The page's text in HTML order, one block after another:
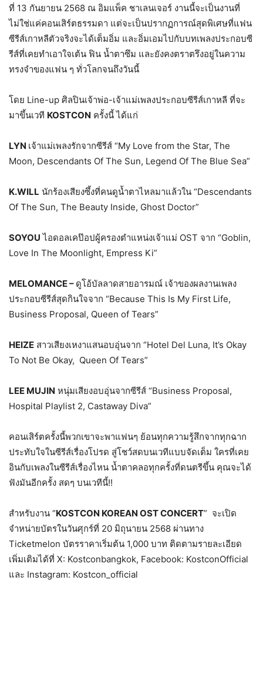
ที่ 13 กันยายน 2568 ณ อิมแพ็ค ชาเลนเจอร์ งานนี้จะเป็นงานที่
ไม่ใช่แค่คอนเสิร์ตธรรมดา แต่จะเป็นปรากฏการณ์สุดพิเศษที่แฟน
ซีรีส์เกาหลีตัวจริงจะได้เต็มอิ่ม และอิ่มเอมไปกับบทเพลงประกอบซี
รีส์ที่เคยทำเอาใจเต้น ฟิน น้ำตาซึม และยังคงตราตรึงอยู่ในความ
ทรงจำของแฟน ๆ ทั่วโลกจนถึงวันนี้
โดย Line-up ศิลปินเจ้าพ่อ-เจ้าแม่เพลงประกอบซีรีส์เกาหลี ที่จะ
มาขึ้นเวที KOSTCON ครั้งนี้ ได้แก่
LYN เจ้าแม่เพลงรักจากซีรีส์ “My Love from the Star, The
Moon, Descendants Of The Sun, Legend Of The Blue Sea”
K.WILL นักร้องเสียงซึ้งที่คนดูน้ำตาไหลมาแล้วใน “Descendants
Of The Sun, The Beauty Inside, Ghost Doctor”
SOYOU ไอดอลเคป๊อปผู้ครองตำแหน่งเจ้าแม่ OST จาก “Goblin,
Love In The Moonlight, Empress Ki”
MELOMANCE – ดูโอ้บัลลาดสายอารมณ์ เจ้าของผลงานเพลง
ประกอบซีรีส์สุดกินใจจาก “Because This Is My First Life,
Business Proposal, Queen of Tears”
HEIZE สาวเสียงเหงาแสนอบอุ่นจาก “Hotel Del Luna, It’s Okay
To Not Be Okay, Queen Of Tears”
LEE MUJIN หนุ่มเสียงอบอุ่นจากซีรีส์ “Business Proposal,
Hospital Playlist 2, Castaway Diva”
คอนเสิร์ตครั้งนี้พวกเขาจะพาแฟนๆ ย้อนทุกความรู้สึกจากทุกฉาก
ประทับใจในซีรีส์เรื่องโปรด สู่โชว์สดบนเวทีแบบจัดเต็ม ใครที่เคย
อินกับเพลงในซีรีส์เรื่องไหน น้ำตาคลอทุกครั้งที่ดนตรีขึ้น คุณจะได้
ฟังมันอีกครั้ง สดๆ บนเวทีนี้!!
สำหรับงาน “KOSTCON KOREAN OST CONCERT” จะเปิด
จำหน่ายบัตรในวันศุกร์ที่ 20 มิถุนายน 2568 ผ่านทาง
Ticketmelon บัตรราคาเริ่มต้น 1,000 บาท ติดตามรายละเอียด
เพิ่มเติมได้ที่ X: Kostconbangkok, Facebook: KostconOfficial
และ Instagram: Kostcon_official